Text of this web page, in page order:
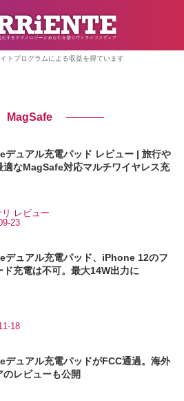
トプログラムによる収益を得ています
MagSafe
デュアル充電パッド レビュー | 旅行や
適なMagSafe対応マルチワイヤレス充
23
レビュー
デュアル充電パッド、iPhone 12のフ
ド充電は不可。最大14W出力に
18
デュアル充電パッドがFCC通過。海外
のレビューも公開